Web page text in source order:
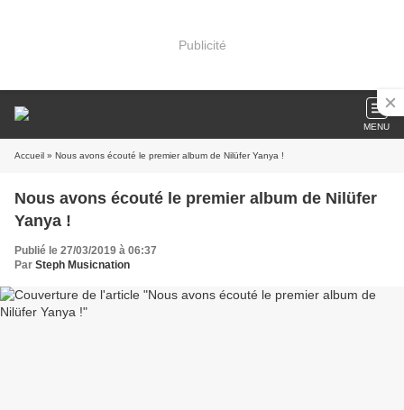
Publicité
MENU
Accueil » Nous avons écouté le premier album de Nilüfer Yanya !
Nous avons écouté le premier album de Nilüfer
Yanya !
Publié le 27/03/2019 à 06:37
Par Steph Musicnation